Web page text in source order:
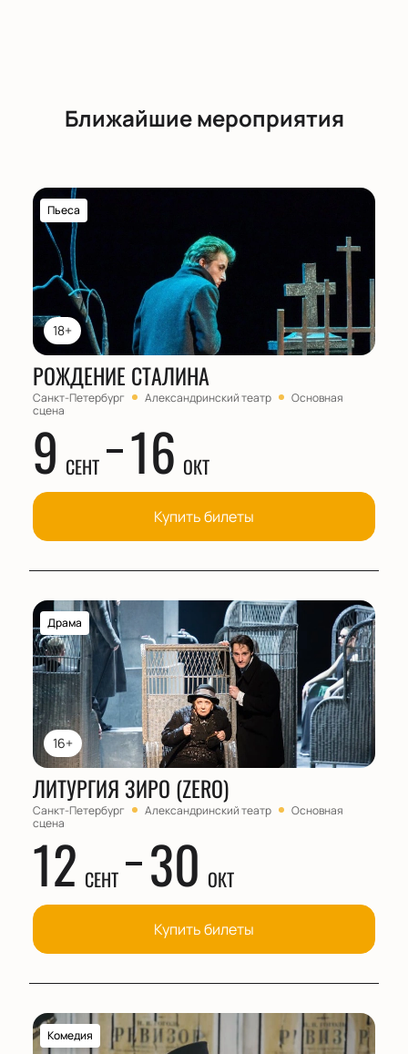
Ближайшие мероприятия
18+
Пьеса
РОЖДЕНИЕ СТАЛИНА
Санкт-Петербург Александринский театр
Основная
сцена
9 СЕНТ 16 ОКТ
Купить билеты
16+
Драма
ЛИТУРГИЯ ЗИРО (ZERO)
Санкт-Петербург Александринский театр
Основная
сцена
12 СЕНТ 30 ОКТ
Купить билеты
Комедия